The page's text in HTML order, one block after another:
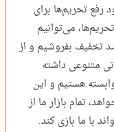
رفع تحریم‌ها برای
می‌توانیم
تخفیف بفروشیم و از
متنوعی داشته
هستیم و این
تمام بازار ما از
با ما بازی کند.